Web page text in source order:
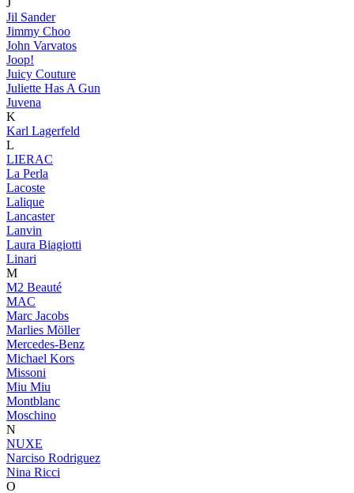
J
Jil Sander
Jimmy Choo
John Varvatos
Joop!
Juicy Couture
Juliette Has A Gun
Juvena
K
Karl Lagerfeld
L
LIERAC
La Perla
Lacoste
Lalique
Lancaster
Lanvin
Laura Biagiotti
Linari
M
M2 Beauté
MAC
Marc Jacobs
Marlies Möller
Mercedes-Benz
Michael Kors
Missoni
Miu Miu
Montblanc
Moschino
N
NUXE
Narciso Rodriguez
Nina Ricci
O